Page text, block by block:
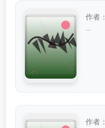
作者：
作者：